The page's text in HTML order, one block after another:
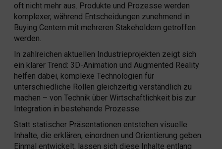
oft nicht mehr aus. Produkte und Prozesse werden
komplexer, während Entscheidungen zunehmend in
Buying Centern mit mehreren Stakeholdern getroffen
werden.
In zahlreichen aktuellen Industrieprojekten zeigt sich
ein klarer Trend: 3D-Animation und Augmented Reality
helfen dabei, komplexe Technologien für
unterschiedliche Rollen gleichzeitig verständlich zu
machen – von Technik über Wirtschaftlichkeit bis zur
Integration in bestehende Prozesse.
Statt statischer Präsentationen entstehen visuelle
Inhalte, die erklären, einordnen und Orientierung geben.
Einmal entwickelt, lassen sich diese Inhalte entlang